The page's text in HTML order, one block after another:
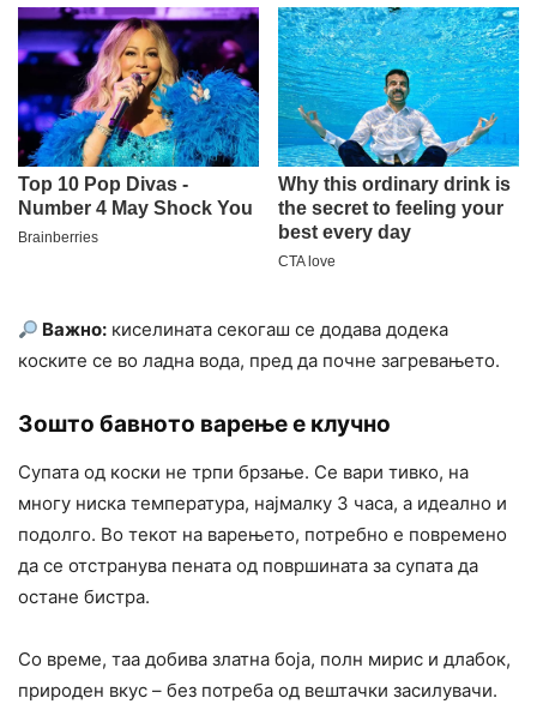
Важно: киселината секогаш се додава додека
коските се во ладна вода, пред да почне загревањето.
Зошто бавното варење е клучно
Супата од коски не трпи брзање. Се вари тивко, на
многу ниска температура, најмалку 3 часа, а идеално и
подолго. Во текот на варењето, потребно е повремено
да се отстранува пената од површината за супата да
остане бистра.
Со време, таа добива златна боја, полн мирис и длабок,
природен вкус – без потреба од вештачки засилувачи.